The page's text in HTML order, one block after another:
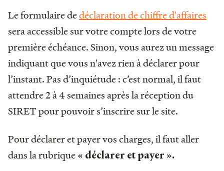
Le formulaire dedéclaration de chiffre d'affaires
sera accessible sur votre compte lors de votre
première échéance. Sinon, vous aurez un message
indiquant que vous n'avez rien à déclarer pour
l’instant. Pas d’inquiétude : c’est normal, il faut
attendre 2 à 4 semaines après la réception du
SIRET pour pouvoir s’inscrire sur le site.
Pour déclarer et payer vos charges, il faut aller
dans la rubrique « déclarer et payer ».